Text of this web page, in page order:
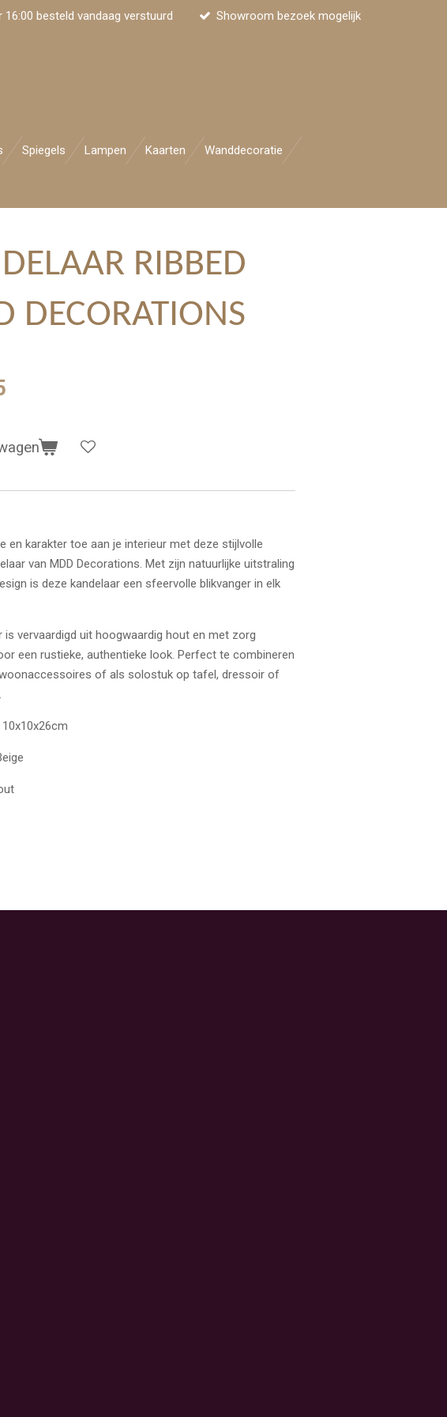
16:00 besteld vandaag verstuurd Showroom bezoek mogelijk
Spiegels Lampen Kaarten Wanddecoratie
RIBBED
DECORATIONS
en karakter toe aan je interieur met deze stijlvolle
van MDD Decorations. Met zijn natuurlijke uitstraling
is deze kandelaar een sfeervolle blikvanger in elk
is vervaardigd uit hoogwaardig hout en met zorg
een rustieke, authentieke look. Perfect te combineren
of als solostuk op tafel, dressoir of